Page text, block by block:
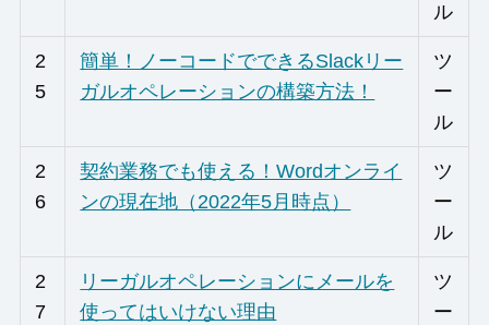
ル
2
5
簡単！ノーコードでできるSlackリー
ガルオペレーションの構築方法！
ツ
ー
ル
2
6
契約業務でも使える！Wordオンライ
ンの現在地（2022年5月時点）
ツ
ー
ル
2
7
リーガルオペレーションにメールを
使ってはいけない理由
ツ
ー